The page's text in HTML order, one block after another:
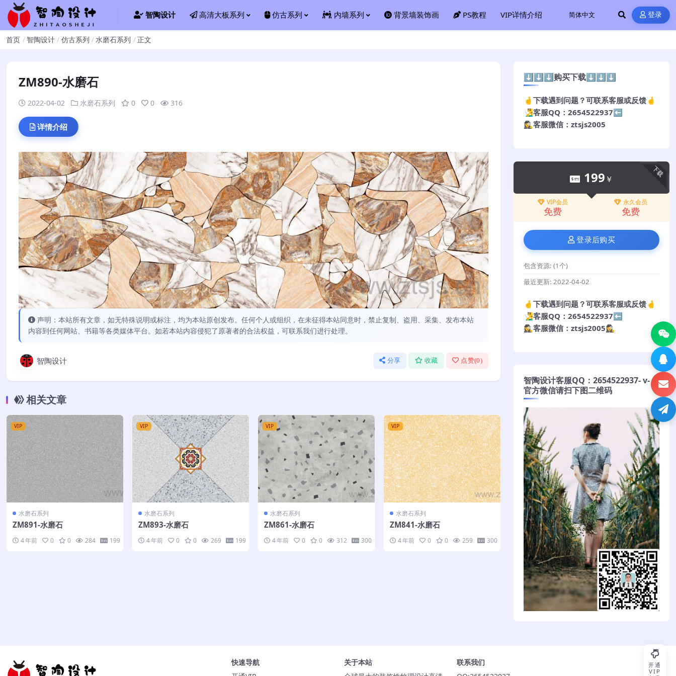
智陶设计 高清大板系列 仿古系列 内墙系列 背景墙装饰画 PS教程 VIP详情介绍 登录
首页 智陶设计 仿古系列 水磨石系列 正文
ZM890-水磨石
2022-04-02 水磨石系列 0 0 316
详情介绍
声明：本站所有文章，如无特殊说明或标注，均为本站原创发布。任何个人或组织，在未征得本站同意时，禁止复制、盗用、采集、发布本站
内容到任何网站、书籍等各类媒体平台。如若本站内容侵犯了原著者的合法权益，可联系我们进行处理。
智陶设计 分享 收藏 点赞(0)
相关文章
VIP
水磨石系列
ZM891-水磨石
4 年前 0 0 284 199
VIP
水磨石系列
ZM893-水磨石
4 年前 0 0 269 199
VIP
水磨石系列
ZM861-水磨石
4 年前 0 0 312 300
VIP
水磨石系列
ZM841-水磨石
4 年前 0 0 259 300
⬇️⬇️⬇️购买下载⬇️⬇️⬇️
🤞下载遇到问题？可联系客服或反馈🤞
🧏‍♂️客服QQ：2654522937⬅️
🕵️‍♀️客服微信：ztsjs2005
下载
199 ￥
VIP会员
免费
永久会员
免费
登录后购买
包含资源: (1个)
最近更新: 2022-04-02
🤞下载遇到问题？可联系客服或反馈🤞
🧏‍♂️客服QQ：2654522937⬅️
🕵️‍♀️客服微信：ztsjs2005🕵️‍♀️
智陶设计客服QQ：2654522937- v-
官方微信请扫下图二维码
快速导航
关于本站
联系我们
开通
VIP